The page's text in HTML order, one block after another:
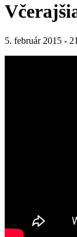
5. február 2015 -